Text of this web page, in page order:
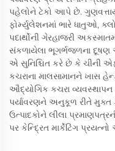
પહેલોને ટેકો આપે છે.
ફોર્મ્યુલેશનમાં ભારે ધાતુઓ,
પદાર્થોની ગેરહાજરી
સંકળાયેલા ભૂગર્ભજળના દૂષણ
એ સુનિશ્ચિત કરે છે કે ચીની
કચરાના માલસામાનને ખાસ
ઔદ્યોગિક કચરા વ્યવસ્થાપન
પર્યાવરણને અનુકૂળ રીતે મુક્ત
ઉત્પાદકોને લીલા
પર કેન્દ્રિત માર્કેટિંગ